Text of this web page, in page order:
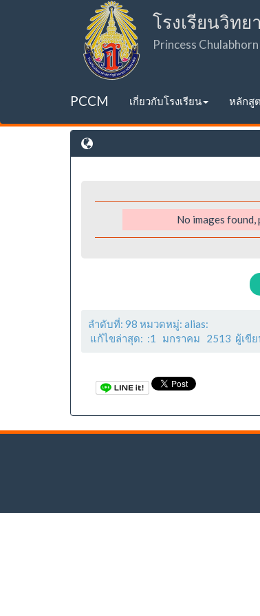
โรงเรียนวิท
Princess
PCCM เกี่ยวกับโรงเรียน หลักสู
No images
ลำดับที่: 98 หมวดหมู่: alias:
แก้ไขล่าสุด: :1 มกราคม 2513 ผู้เขีย